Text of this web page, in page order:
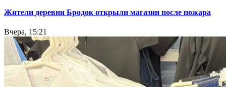
Жители деревни Бродок открыли магазин после пожара
Вчера, 15:21